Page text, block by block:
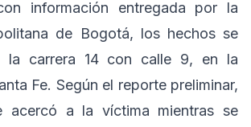
información entregada por la
de Bogotá, los hechos se
la carrera 14 con calle 9, en la
Fe. Según el reporte preliminar,
acercó a la víctima mientras se